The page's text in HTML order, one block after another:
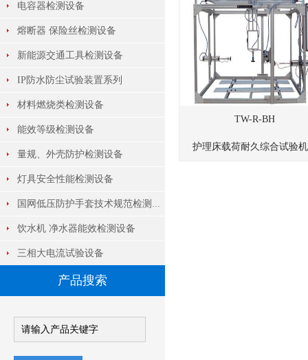
电容器检测设备
熔断器 保险丝检测设备
新能源交通工具检测设备
IP防水防尘试验装置系列
材料燃烧类检测设备
能效等级检测设备
量规、外壳防护检测设备
灯具安全性能检测设备
国网低压防护手套技术规范检测...
饮水机 净水器能效检测设备
三相大电流试验设备
产品搜索
TW-R-BH
护理床载荷耐久综合试验